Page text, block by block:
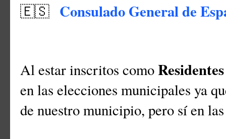
🇪🇸 Consulado General de
Al estar inscritos comoResidentes
en las elecciones municipales ya
de nuestro municipio, pero sí en